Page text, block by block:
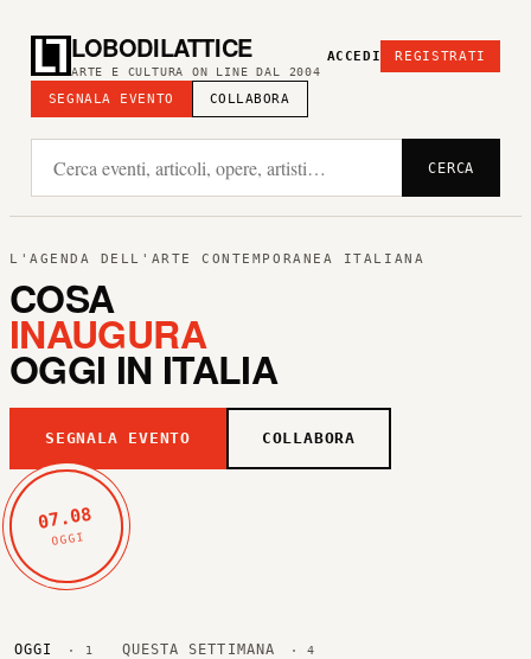
LOBODILATTICE
ARTE E CULTURA ON LINE DAL 2004
SEGNALA EVENTO COLLABORA
ACCEDI REGISTRATI
CERCA
L'AGENDA DELL'ARTE CONTEMPORANEA ITALIANA
COSA
INAUGURA
OGGI IN ITALIA
SEGNALA EVENTO COLLABORA
07.08
OGGI
OGGI · 1 QUESTA SETTIMANA · 4